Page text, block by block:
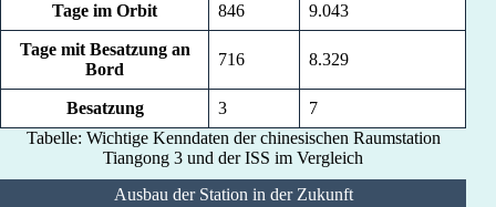
Tage im Orbit 846 9.043
Tage mit Besatzung an
Bord
716 8.329
Besatzung 3
7
Tabelle: Wichtige Kenndaten der chinesischen Raumstation
Tiangong 3 und der ISS im Vergleich
Ausbau der Station in der Zukunft